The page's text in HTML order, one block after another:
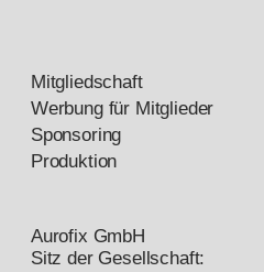
Mitgliedschaft
Werbung für Mitglieder
Sponsoring
Produktion
Aurofix GmbH
Sitz der Gesellschaft: